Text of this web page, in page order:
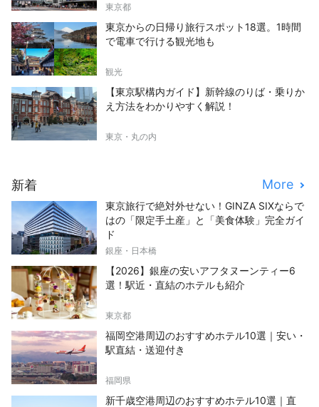
東京都
東京からの日帰り旅行スポット18選。1時間
で電車で行ける観光地も
観光
【東京駅構内ガイド】新幹線のりば・乗りか
え方法をわかりやすく解説！
東京・丸の内
新着 More
東京旅行で絶対外せない！GINZA SIXならで
はの「限定手土産」と「美食体験」完全ガイ
ド
銀座・日本橋
【2026】銀座の安いアフタヌーンティー6
選！駅近・直結のホテルも紹介
東京都
福岡空港周辺のおすすめホテル10選｜安い・
駅直結・送迎付き
福岡県
新千歳空港周辺のおすすめホテル10選｜直